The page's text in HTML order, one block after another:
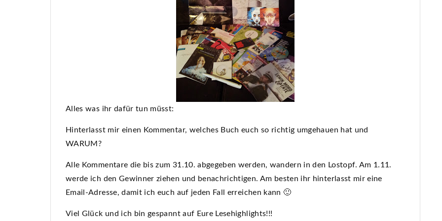
Alles was ihr dafür tun müsst:
Hinterlasst mir einen Kommentar, welches Buch euch so richtig umgehauen hat und
WARUM?
Alle Kommentare die bis zum 31.10. abgegeben werden, wandern in den Lostopf. Am 1.11.
werde ich den Gewinner ziehen und benachrichtigen. Am besten ihr hinterlasst mir eine
Email-Adresse, damit ich euch auf jeden Fall erreichen kann 🙂
Viel Glück und ich bin gespannt auf Eure Lesehighlights!!!